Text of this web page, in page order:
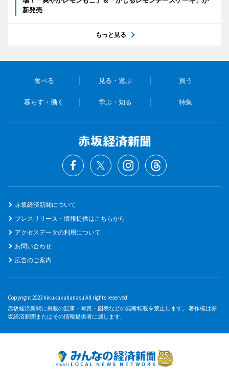
新発売
もっと見る
食べる 見る・遊ぶ 買う
暮らす・働く 学ぶ・知る 特集
赤坂経済新聞について
プレスリリース・情報提供はこちらから
アクセスデータの利用について
お問い合わせ
広告のご案内
Copyright 2023 kikukakuhanasu All rights reserved.
赤坂経済新聞に掲載の記事・写真・図表などの無断転載を禁止します。 著作権は赤
坂経済新聞またはその情報提供者に属します。